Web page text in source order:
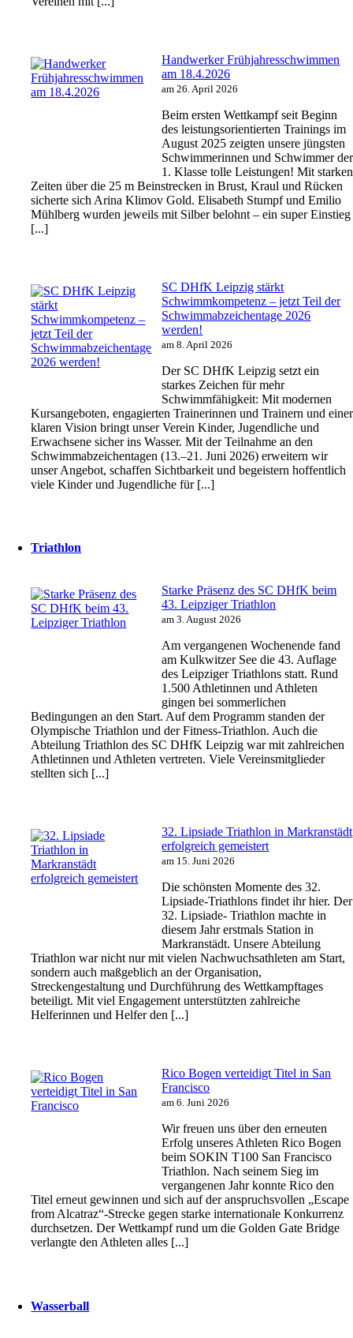
Handwerker Frühjahresschwimmen
am 18.4.2026
am 26. April 2026
Beim ersten Wettkampf seit Beginn
des leistungsorientierten Trainings im
August 2025 zeigten unsere jüngsten
Schwimmerinnen und Schwimmer der
1. Klasse tolle Leistungen! Mit starken
Zeiten über die 25 m Beinstrecken in Brust, Kraul und Rücken
sicherte sich Arina Klimov Gold. Elisabeth Stumpf und Emilio
Mühlberg wurden jeweils mit Silber belohnt – ein super Einstieg
[...]
SC DHfK Leipzig stärkt
Schwimmkompetenz – jetzt Teil der
Schwimmabzeichentage 2026
werden!
am 8. April 2026
Der SC DHfK Leipzig setzt ein
starkes Zeichen für mehr
Schwimmfähigkeit: Mit modernen
Kursangeboten, engagierten Trainerinnen und Trainern und einer
klaren Vision bringt unser Verein Kinder, Jugendliche und
Erwachsene sicher ins Wasser. Mit der Teilnahme an den
Schwimmabzeichentagen (13.–21. Juni 2026) erweitern wir
unser Angebot, schaffen Sichtbarkeit und begeistern hoffentlich
viele Kinder und Jugendliche für [...]
Triathlon
Starke Präsenz des SC DHfK beim
43. Leipziger Triathlon
am 3. August 2026
Am vergangenen Wochenende fand
am Kulkwitzer See die 43. Auflage
des Leipziger Triathlons statt. Rund
1.500 Athletinnen und Athleten
gingen bei sommerlichen
Bedingungen an den Start. Auf dem Programm standen der
Olympische Triathlon und der Fitness-Triathlon. Auch die
Abteilung Triathlon des SC DHfK Leipzig war mit zahlreichen
Athletinnen und Athleten vertreten. Viele Vereinsmitglieder
stellten sich [...]
32. Lipsiade Triathlon in Markranstädt
erfolgreich gemeistert
am 15. Juni 2026
Die schönsten Momente des 32.
Lipsiade-Triathlons findet ihr hier. Der
32. Lipsiade- Triathlon machte in
diesem Jahr erstmals Station in
Markranstädt. Unsere Abteilung
Triathlon war nicht nur mit vielen Nachwuchsathleten am Start,
sondern auch maßgeblich an der Organisation,
Streckengestaltung und Durchführung des Wettkampftages
beteiligt. Mit viel Engagement unterstützten zahlreiche
Helferinnen und Helfer den [...]
Rico Bogen verteidigt Titel in San
Francisco
am 6. Juni 2026
Wir freuen uns über den erneuten
Erfolg unseres Athleten Rico Bogen
beim SOKIN T100 San Francisco
Triathlon. Nach seinem Sieg im
vergangenen Jahr konnte Rico den
Titel erneut gewinnen und sich auf der anspruchsvollen „Escape
from Alcatraz“-Strecke gegen starke internationale Konkurrenz
durchsetzen. Der Wettkampf rund um die Golden Gate Bridge
verlangte den Athleten alles [...]
Wasserball